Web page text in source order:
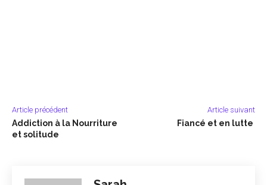
Article précédent
Addiction à la Nourriture
et solitude
Article suivant
Fiancé et en lutte